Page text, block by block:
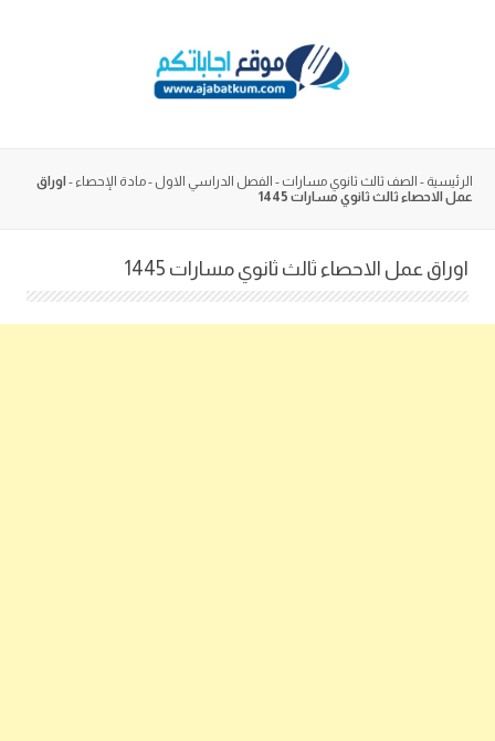
الرئيسية - الصف ثالث ثانوي مسارات - الفصل الدراسي الاول -مادة الإحصاء - اوراق
عمل الاحصاء ثالث ثانوي مسارات 1445
اوراق عمل الاحصاء ثالث ثانوي مسارات 1445